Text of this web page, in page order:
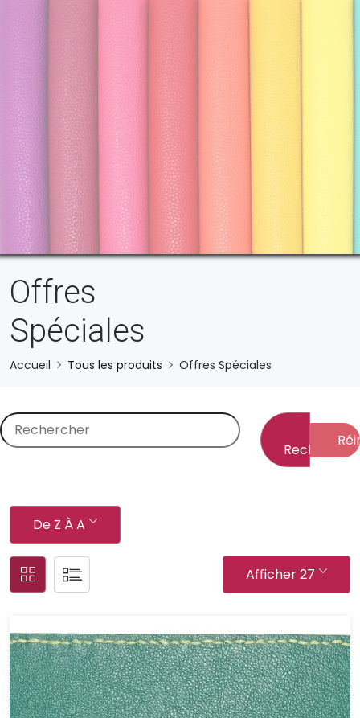
Offres
Spéciales
Accueil Tous les produits Offres Spéciales
Rechercher
De Z À A
Afficher 27